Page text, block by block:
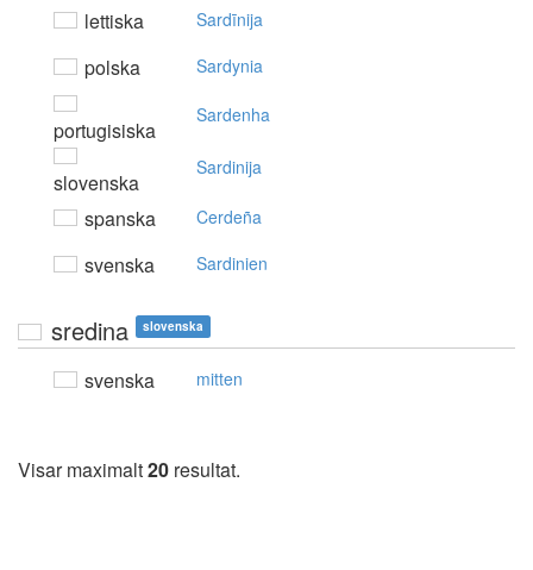
lettiska Sardīnija
polska Sardynia
portugisiska
Sardenha
slovenska
Sardinija
spanska Cerdeña
svenska Sardinien
sredina slovenska
svenska mitten
Visar maximalt20 resultat.